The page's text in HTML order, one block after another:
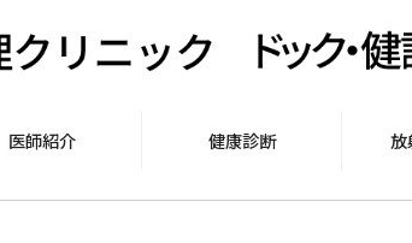
医師紹介 健康診断 放